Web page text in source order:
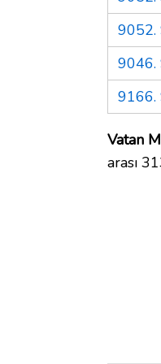
9052.
9046.
9166.
Vatan
arası